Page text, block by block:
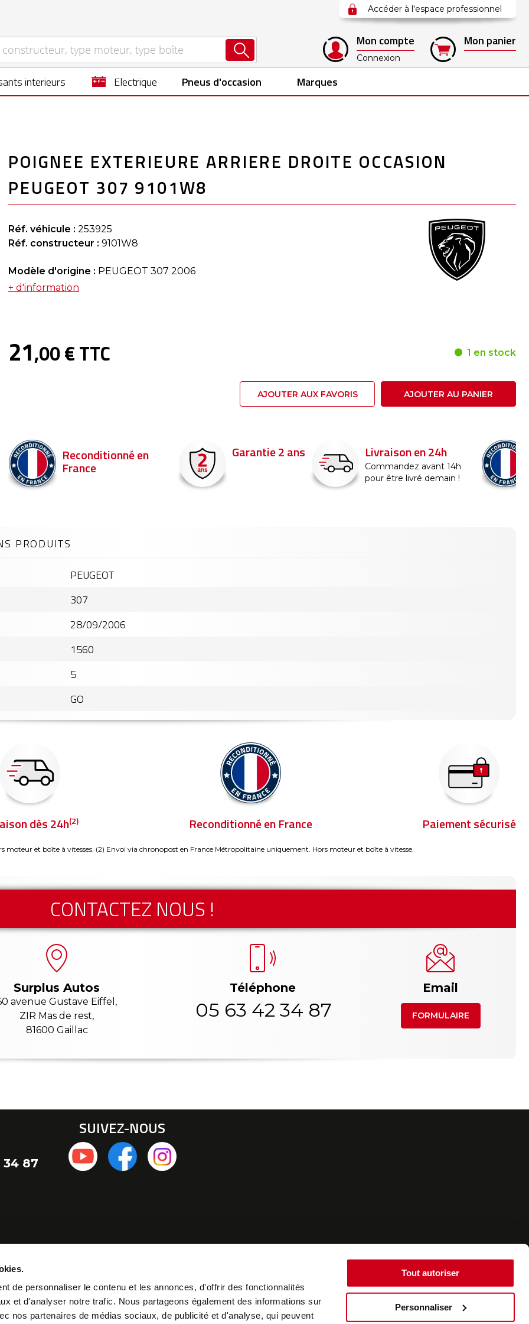
de personnaliser le contenu et les annonces, d'offrir des fonctionnalités
et d'analyser notre trafic. Nous partageons également des informations sur
nos partenaires de médias sociaux, de publicité et d'analyse, qui peuvent
Tout autoriser
Personnaliser
Accéder à l'espace professionnel
Mon compte
Connexion
Mon panier
interieurs electrique Pneus d'occasion Marques
POIGNEE EXTERIEURE ARRIERE DROITE OCCASION
PEUGEOT 307 9101W8
Réf. véhicule : 253925
Réf. constructeur : 9101W8
Modèle d'origine : PEUGEOT 307 2006
+ d'information
21,00 € TTC 1 en stock
AJOUTER AUX FAVORIS AJOUTER AU PANIER
Reconditionné en
France
Garantie 2 ans Livraison en 24h
Commandez avant 14h
pour être livré demain !
PEUGEOT
307
28/09/2006
1560
5
GO
PRODUITS
dès 24h(2) Reconditionné en France Paiement sécurisé
moteur et boîte à vitesses. (2) Envoi via chronopost en France Métropolitaine uniquement. Hors moteur et boîte à vitesse.
CONTACTEZ NOUS !
Surplus Autos
avenue Gustave Eiffel,
ZIR Mas de rest,
81600 Gaillac
Téléphone
05 63 42 34 87
Email
FORMULAIRE
34 87
SUIVEZ-NOUS